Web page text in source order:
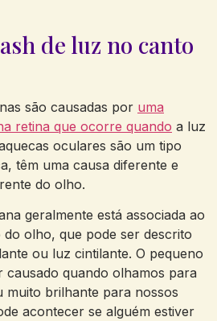
de luz no canto
são causadas por uma
retina que ocorre quando a luz
oculares são um tipo
têm uma causa diferente e
do olho.
geralmente está associada ao
do olho, que pode ser descrito
ou luz cintilante. O pequeno
causado quando olhamos para
muito brilhante para nossos
acontecer se alguém estiver